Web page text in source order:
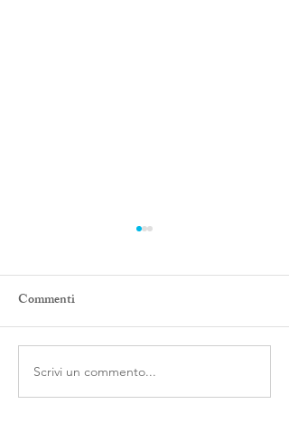
Come ci si ammala?Ovvero
come si diventa tristi,
Commenti
Scrivi un commento...